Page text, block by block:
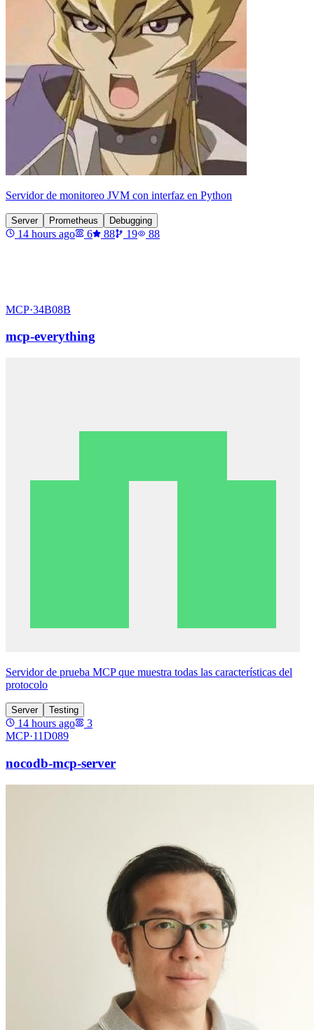
Servidor de monitoreo JVM con interfaz en Python
Server Prometheus Debugging
14 hours ago 6 88 19 88
MCP·34B08B
mcp-everything
Servidor de prueba MCP que muestra todas las características del
protocolo
Server Testing
14 hours ago
3
MCP·11D089
nocodb-mcp-server